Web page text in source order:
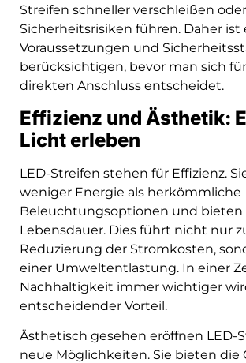
Streifen schneller verschleißen
Sicherheitsrisiken führen. Daher ist
Voraussetzungen und
berücksichtigen, bevor man sich
direkten Anschluss entscheidet.
Effizienz und Ästhetik:
Licht erleben
LED-Streifen stehen für Effizienz.
weniger Energie als herkömmliche
Beleuchtungsoptionen und bieten
Lebensdauer. Dies führt nicht nur
Reduzierung der Stromkosten,
einer Umweltentlastung. In einer
Nachhaltigkeit immer wichtiger
entscheidender Vorteil.
Ästhetisch gesehen eröffnen LED-
neue Möglichkeiten. Sie bieten die